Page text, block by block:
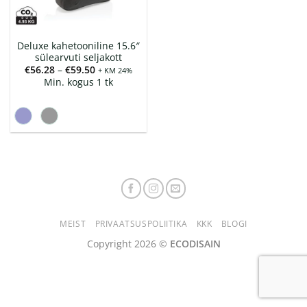
Deluxe kahetooniline 15.6″
sülearvuti seljakott
€56.28 – €59.50Hinnavahemik:
€56.28
kuni
+ KM 24%
Min. kogus 1 tk
MEIST PRIVAATSUSPOLIITIKA KKK BLOGI
Copyright 2026 © ECODISAIN